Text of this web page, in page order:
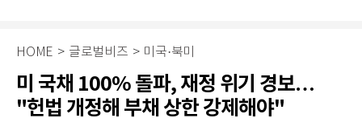
HOME > 글로벌비즈 > 미국·북미
미 국채 100% 돌파, 재정 위기 경보…
"헌법 개정해 부채 상한 강제해야"